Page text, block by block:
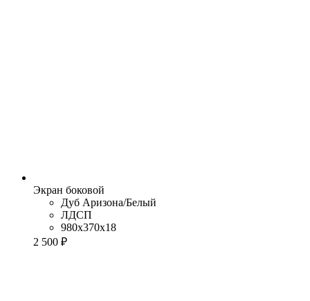
Экран боковой
Дуб Аризона/Белый
ЛДСП
980x370x18
2 500 ₽